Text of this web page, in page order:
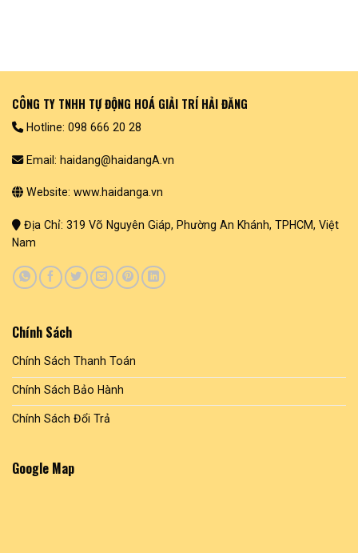
CÔNG TY TNHH TỰ ĐỘNG HOÁ GIẢI TRÍ HẢI ĐĂNG
Hotline: 098 666 20 28
Email: haidang@haidangA.vn
Website: www.haidanga.vn
Địa Chỉ: 319 Võ Nguyên Giáp, Phường An Khánh, TPHCM, Việt
Nam
Chính Sách
Chính Sách Thanh Toán
Chính Sách Bảo Hành
Chính Sách Đổi Trả
Google Map